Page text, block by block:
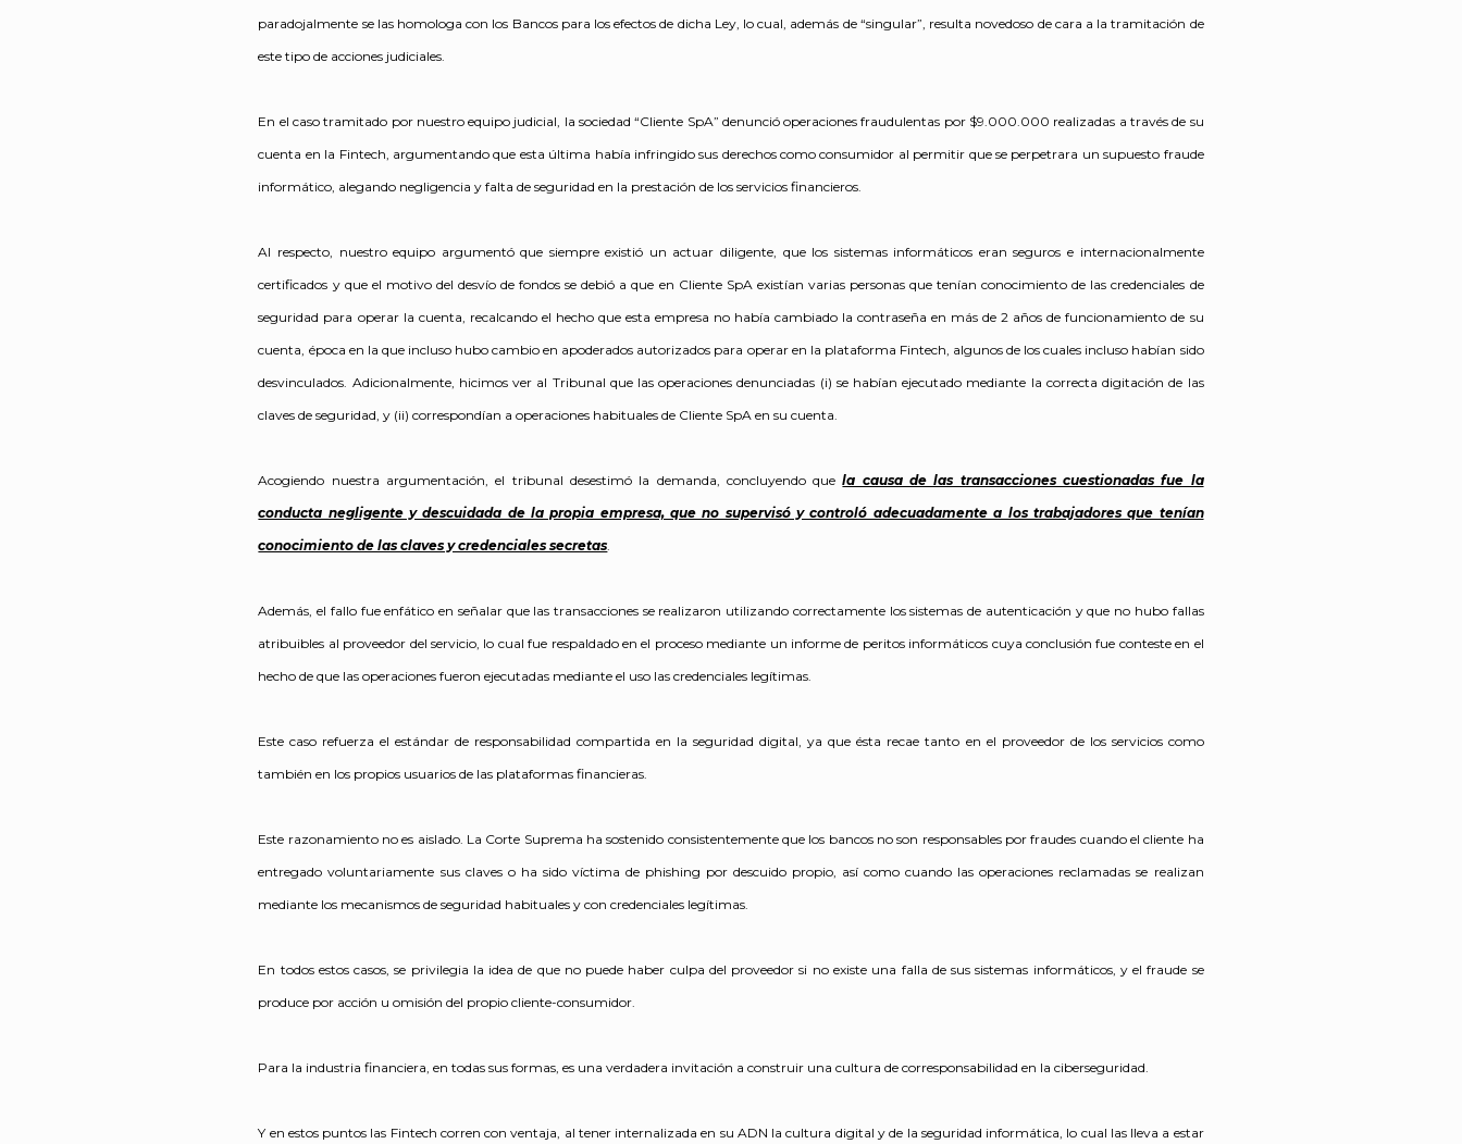
paradojalmente se las homologa con los Bancos para los efectos de dicha Ley, lo cual, además de “singular”, resulta novedoso de cara a la tramitación de
este tipo de acciones judiciales.
En el caso tramitado por nuestro equipo judicial, la sociedad “Cliente SpA” denunció operaciones fraudulentas por $9.000.000 realizadas a través de su
cuenta en la Fintech, argumentando que esta última había infringido sus derechos como consumidor al permitir que se perpetrara un supuesto fraude
informático, alegando negligencia y falta de seguridad en la prestación de los servicios financieros.
Al respecto, nuestro equipo argumentó que siempre existió un actuar diligente, que los sistemas informáticos eran seguros e internacionalmente
certificados y que el motivo del desvío de fondos se debió a que en Cliente SpA existían varias personas que tenían conocimiento de las credenciales de
seguridad para operar la cuenta, recalcando el hecho que esta empresa no había cambiado la contraseña en más de 2 años de funcionamiento de su
cuenta, época en la que incluso hubo cambio en apoderados autorizados para operar en la plataforma Fintech, algunos de los cuales incluso habían sido
desvinculados. Adicionalmente, hicimos ver al Tribunal que las operaciones denunciadas (i) se habían ejecutado mediante la correcta digitación de las
claves de seguridad, y (ii) correspondían a operaciones habituales de Cliente SpA en su cuenta.
Acogiendo nuestra argumentación, el tribunal desestimó la demanda, concluyendo quela causa de las transacciones cuestionadas fue la
conducta negligente y descuidada de la propia empresa, que no supervisó y controló adecuadamente a los trabajadores que tenían
conocimiento de las claves y credenciales secretas
Además, el fallo fue enfático en señalar que las transacciones se realizaron utilizando correctamente los sistemas de autenticación y que no hubo fallas
atribuibles al proveedor del servicio, lo cual fue respaldado en el proceso mediante un informe de peritos informáticos cuya conclusión fue conteste en el
hecho de que las operaciones fueron ejecutadas mediante el uso las credenciales legítimas.
Este caso refuerza el estándar de responsabilidad compartida en la seguridad digital, ya que ésta recae tanto en el proveedor de los servicios como
también en los propios usuarios de las plataformas financieras.
Este razonamiento no es aislado. La Corte Suprema ha sostenido consistentemente que los bancos no son responsables por fraudes cuando el cliente ha
entregado voluntariamente sus claves o ha sido víctima de phishing por descuido propio, así como cuando las operaciones reclamadas se realizan
mediante los mecanismos de seguridad habituales y con credenciales legítimas.
En todos estos casos, se privilegia la idea de que no puede haber culpa del proveedor si no existe una falla de sus sistemas informáticos, y el fraude se
produce por acción u omisión del propio cliente-consumidor.
Para la industria financiera, en todas sus formas, es una verdadera invitación a construir una cultura de corresponsabilidad en la ciberseguridad.
Y en estos puntos las Fintech corren con ventaja, al tener internalizada en su ADN la cultura digital y de la seguridad informática, lo cual las lleva a estar